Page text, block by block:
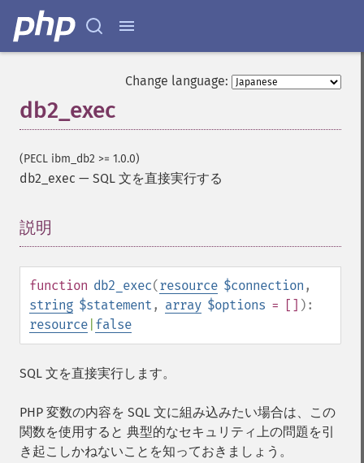
Change language:
db2_exec
(PECL ibm_db2 >= 1.0.0)
db2_exec — SQL 文を直接実行する
説明
function db2_exec(resource $connection ,
string $statement , array $options = [] ):
resource false
SQL 文を直接実行します。
PHP 変数の内容を SQL 文に組み込みたい場合は、この
関数を使用すると 典型的なセキュリティ上の問題を引
き起こしかねないことを知っておきましょう。